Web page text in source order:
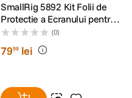
SmallRig 5892 Kit Folii de
Protectie a Ecranului pentru
DJI Osmo Action 6
(0)
7999 lei